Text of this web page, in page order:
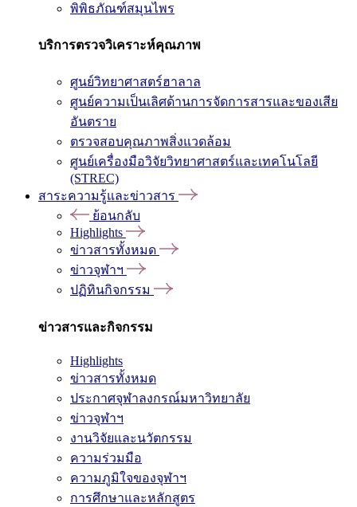
พิพิธภัณฑ์สมุนไพร
บริการตรวจวิเคราะห์คุณภาพ
ศูนย์วิทยาศาสตร์ฮาลาล
ศูนย์ความเป็นเลิศด้านการจัดการสารและของเสีย
อันตราย
ตรวจสอบคุณภาพสิ่งแวดล้อม
ศูนย์เครื่องมือวิจัยวิทยาศาสตร์และเทคโนโลยี
(STREC)
สาระความรู้และข่าวสาร
ย้อนกลับ
Highlights
ข่าวสารทั้งหมด
ข่าวจุฬาฯ
ปฏิทินกิจกรรม
ข่าวสารและกิจกรรม
Highlights
ข่าวสารทั้งหมด
ประกาศจุฬาลงกรณ์มหาวิทยาลัย
ข่าวจุฬาฯ
งานวิจัยและนวัตกรรม
ความร่วมมือ
ความภูมิใจของจุฬาฯ
การศึกษาและหลักสูตร